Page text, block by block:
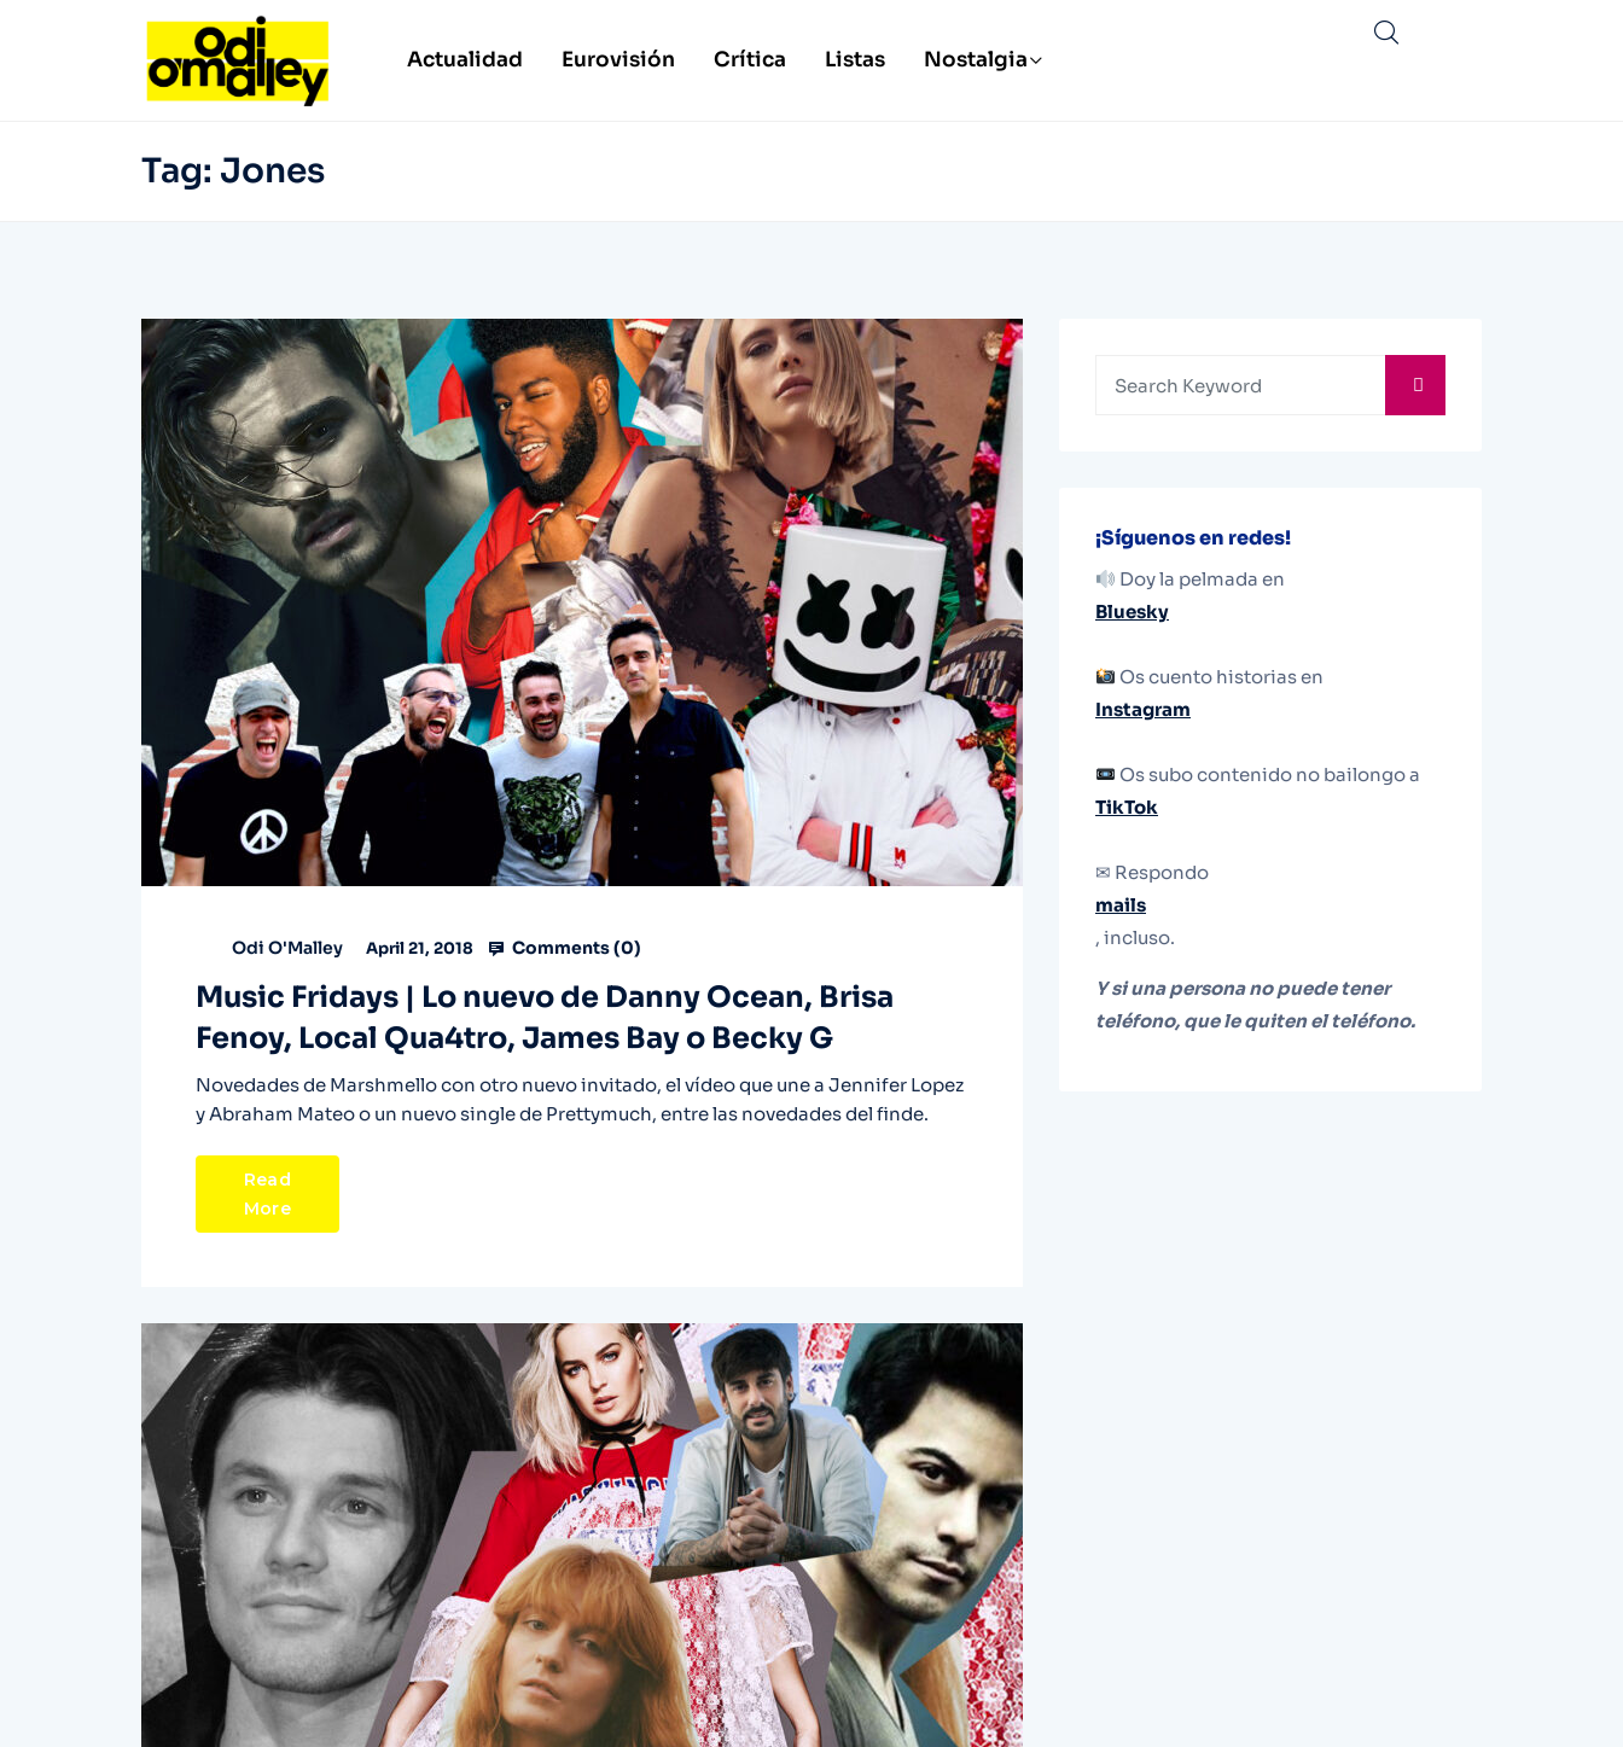
Actualidad Eurovisión Crítica Listas Nostalgia
Tag: Jones
Odi O'Malley April 21, 2018 Comments (0)
Music Fridays | Lo nuevo de Danny Ocean, Brisa
Fenoy, Local Qua4tro, James Bay o Becky G
Novedades de Marshmello con otro nuevo invitado, el vídeo que une a Jennifer Lopez
y Abraham Mateo o un nuevo single de Prettymuch, entre las novedades del finde.
Read
More
¡Síguenos en redes!
Doy la pelmada en
Bluesky
Os cuento historias en
Instagram
Os subo contenido no bailongo a
TikTok
✉ Respondo
mails
, incluso.
Y si una persona no puede tener
teléfono, que le quiten el teléfono.